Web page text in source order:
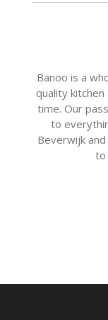
Banoo is a
quality kitchen
time. Our
to
Beverwijk
to